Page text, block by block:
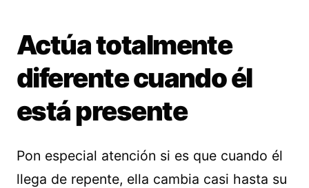
Actúa totalmente
diferente cuando él
está presente
Pon especial atención si es que cuando él
llega de repente, ella cambia casi hasta su